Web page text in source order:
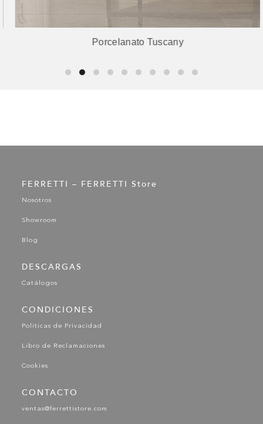
Porcelanato Tuscany
FERRETTI – FERRETTI Store
Nosotros
Showroom
Blog
DESCARGAS
Catálogos
CONDICIONES
Políticas de Privacidad
Libro de Reclamaciones
Cookies
CONTACTO
ventas@ferrettistore.com